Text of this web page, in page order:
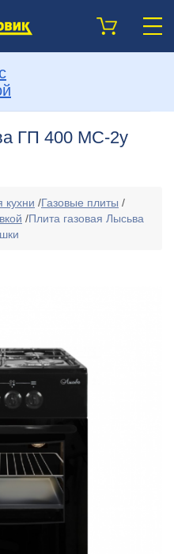
ГП 400 МС-2у
кухни /Газовые плиты /
/Плита газовая Лысьва